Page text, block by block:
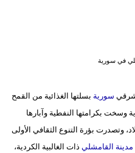
إسلامية
علوم
وتكنولوجيا
في سورية
شرقي سورية بسلتها الغذائية من القمح
بكرامتها النفطية وآبارها
وتصدرت بؤرة التنوع الثقافي الأولى
مدينة القامشلي ذات الغالبية الكردية،